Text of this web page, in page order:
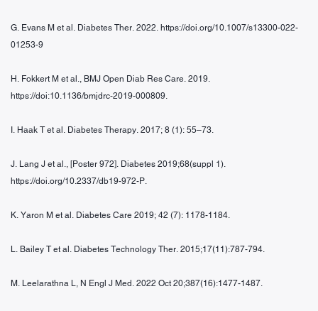
G. Evans M et al. Diabetes Ther. 2022. https://doi.org/10.1007/s13300-022-
01253-9
H. Fokkert M et al., BMJ Open Diab Res Care. 2019.
https://doi:10.1136/bmjdrc-2019-000809.
I. Haak T et al. Diabetes Therapy. 2017; 8 (1): 55–73.
J. Lang J et al., [Poster 972]. Diabetes 2019;68(suppl 1).
https://doi.org/10.2337/db19-972-P.
K. Yaron M et al. Diabetes Care 2019; 42 (7): 1178-1184.
L. Bailey T et al. Diabetes Technology Ther. 2015;17(11):787-794.
M. Leelarathna L, N Engl J Med. 2022 Oct 20;387(16):1477-1487.